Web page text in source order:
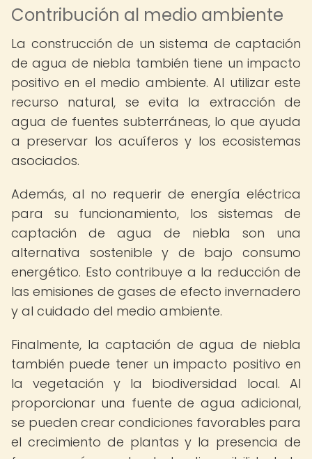
Contribución al medio ambiente
La construcción de un sistema de captación
de agua de niebla también tiene un impacto
positivo en el medio ambiente. Al utilizar este
recurso natural, se evita la extracción de
agua de fuentes subterráneas, lo que ayuda
a preservar los acuíferos y los ecosistemas
asociados.
Además, al no requerir de energía eléctrica
para su funcionamiento, los sistemas de
captación de agua de niebla son una
alternativa sostenible y de bajo consumo
energético. Esto contribuye a la reducción de
las emisiones de gases de efecto invernadero
y al cuidado del medio ambiente.
Finalmente, la captación de agua de niebla
también puede tener un impacto positivo en
la vegetación y la biodiversidad local. Al
proporcionar una fuente de agua adicional,
se pueden crear condiciones favorables para
el crecimiento de plantas y la presencia de